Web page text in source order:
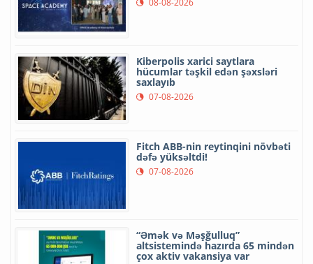
Kiberpolis xarici saytlara
hücumlar təşkil edən şəxsləri
saxlayıb
07-08-2026
Fitch ABB-nin reytinqini növbəti
dəfə yüksəltdi!
07-08-2026
“Əmək və Məşğulluq”
altsistemində hazırda 65 mindən
çox aktiv vakansiya var